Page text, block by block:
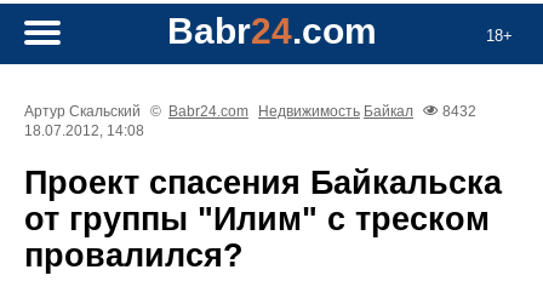
18+
Babr24.com
Артур Скальский © Babr24.com Недвижимость Байкал
8432
18.07.2012, 14:08
Проект спасения Байкальска
от группы "Илим" с треском
провалился?